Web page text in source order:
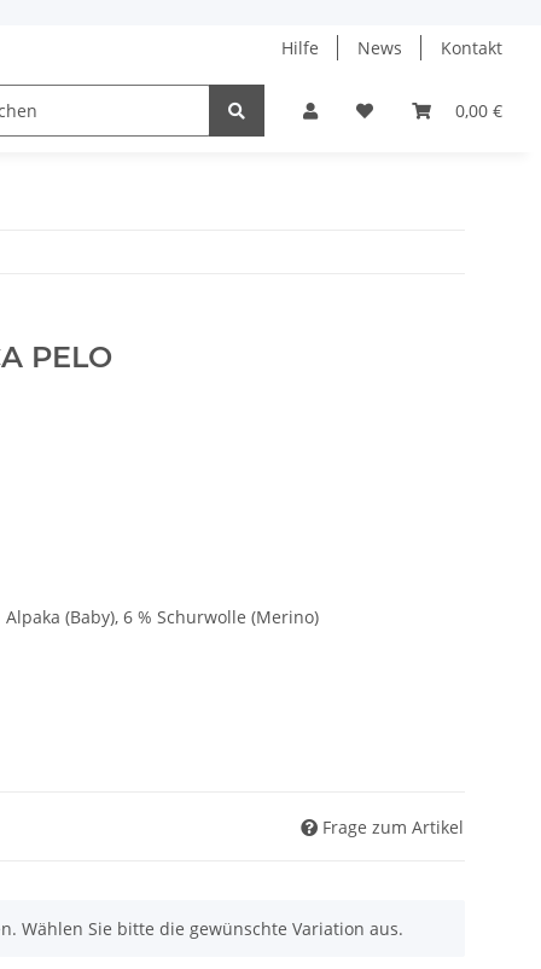
Hilfe News Kontakt
0,00 €
PELO
(Baby), 6 % Schurwolle (Merino)
Frage zum Artikel
Wählen Sie bitte die gewünschte Variation aus.